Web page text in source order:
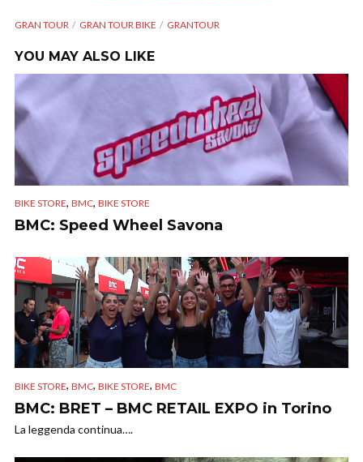
GRAN TOUR GRAN TOUR BIKE GRANTOUR
YOU MAY ALSO LIKE
BIKE STORE, BMC, BIKE STORE
BMC: Speed Wheel Savona
BIKE STORE, BMC, BIKE STORE, BMC
BMC: BRET – BMC RETAIL EXPO in Torino
La leggenda continua….